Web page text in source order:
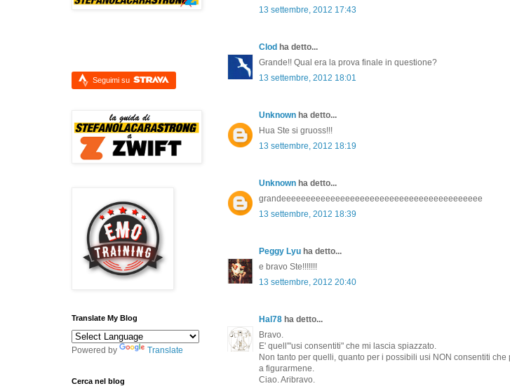
13 settembre, 2012 17:43
Clod ha detto...
Grande!! Qual era la prova finale in questione?
13 settembre, 2012 18:01
Unknown ha detto...
Hua Ste si gruoss!!!
13 settembre, 2012 18:19
Unknown ha detto...
grandeeeeeeeeeeeeeeeeeeeeeeeeeeeeeeeeeeeeeeeee
13 settembre, 2012 18:39
Peggy Lyu ha detto...
e bravo Ste!!!!!!!
13 settembre, 2012 20:40
Hal78 ha detto...
Bravo.
E' quell'"usi consentiti" che mi lascia spiazzato.
Non tanto per quelli, quanto per i possibili usi NON consentiti
a figurarmene.
Ciao. Aribravo.
Seguimi su
Translate My Blog
Powered by Translate
Cerca nel blog